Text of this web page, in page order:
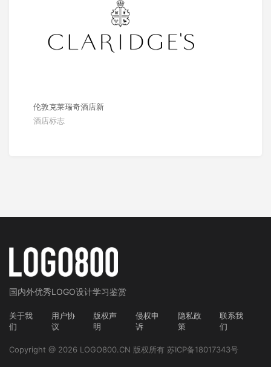
伦敦克莱瑞奇酒店新
酒店标志
国内外优秀LOGO设计学习鉴赏
关于我
们
用户协
议
版权声
明
侵权申
诉
隐私政
策
联系我
们
Copyright @ 2026 LOGO800.CN 版权所有 苏ICP备18017343号